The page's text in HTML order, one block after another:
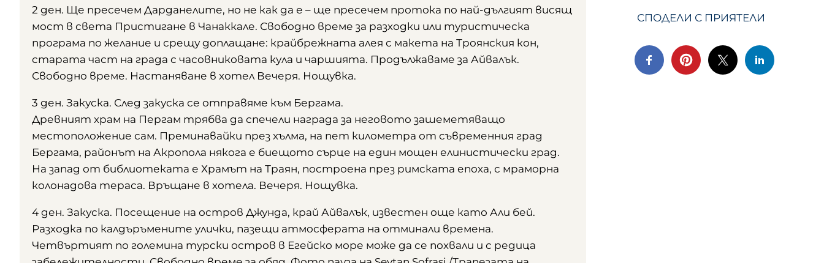
2 ден. Ще пресечем Дарданелите, но не как да е – ще пресечем протока по най-дългият висящ
мост в света Пристигане в Чанаккале. Свободно време за разходки или туристическа
програма по желание и срещу доплащане: крайбрежната алея с макета на Троянския кон,
старата част на града с часовниковата кула и чаршията. Продължаваме за Айвалък.
Свободно време. Настаняване в хотел Вечеря. Нощувка.
3 ден. Закуска. След закуска се отправяме към Бергама.
Древният храм на Пергам трябва да спечели награда за неговото зашеметяващо
местоположение сам. Преминавайки през хълма, на пет километра от съвременния град
Бергама, районът на Акропола някога е биещото сърце на един мощен елинистически град.
На запад от библиотеката е Храмът на Траян, построена през римската епоха, с мраморна
колонадова тераса. Връщане в хотела. Вечеря. Нощувка.
4 ден. Закуска. Посещение на остров Джунда, край Айвалък, известен още като Али бей.
Разходка по калдъръмените улички, пазещи атмосферата на отминали времена.
Четвъртият по големина турски остров в Егейско море може да се похвали и с редица
СПОДЕЛИ С ПРИЯТЕЛИ